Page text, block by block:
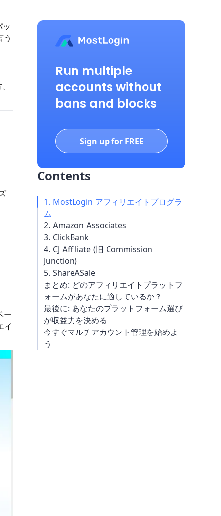
ッ
う
ー
イ
Run multiple
accounts without
bans and blocks
Sign up for FREE
Contents
1. MostLogin アフィリエイトプログラ
ム
2. Amazon Associates
3. ClickBank
4. CJ Affiliate (旧 Commission
Junction)
5. ShareASale
まとめ: どのアフィリエイトプラットフ
ォームがあなたに適しているか？
最後に: あなたのプラットフォーム選び
が収益力を決める
今すぐマルチアカウント管理を始めよ
う